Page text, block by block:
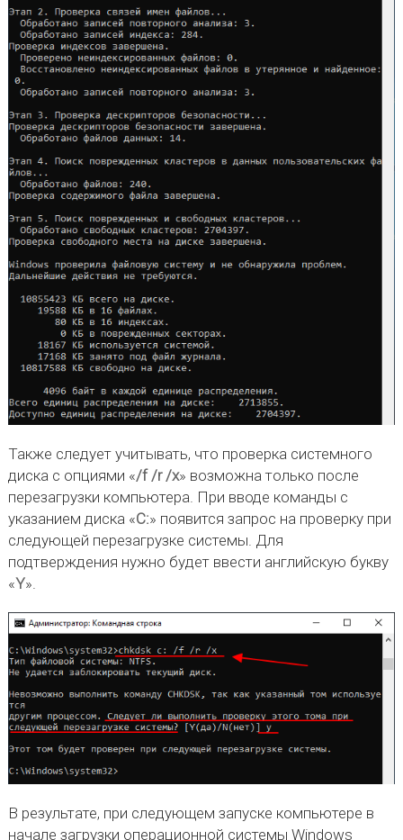
Также следует учитывать, что проверка системного
диска с опциями «/f /r /x» возможна только после
перезагрузки компьютера. При вводе команды с
указанием диска «C:» появится запрос на проверку при
следующей перезагрузке системы. Для
подтверждения нужно будет ввести английскую букву
«Y».
В результате, при следующем запуске компьютере в
начале загрузки операционной системы Windows